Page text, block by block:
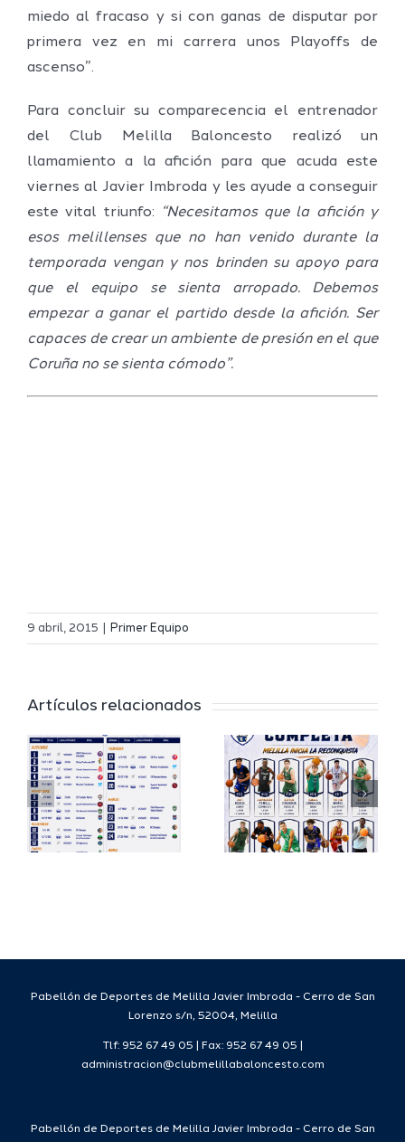
miedo al fracaso y si con ganas de disputar por
primera vez en mi carrera unos Playoffs de
ascenso”.
Para concluir su comparecencia el entrenador
del Club Melilla Baloncesto realizó un
llamamiento a la afición para que acuda este
viernes al Javier Imbroda y les ayude a conseguir
este vital triunfo: “Necesitamos que la afición y
esos melillenses que no han venido durante la
temporada vengan y nos brinden su apoyo para
que el equipo se sienta arropado. Debemos
empezar a ganar el partido desde la afición. Ser
capaces de crear un ambiente de presión en el que
Coruña no se sienta cómodo”.
9 abril, 2015 Primer Equipo
Artículos relacionados
El Melilla
del
completa
su
proyecto
Copa
España
FEB para
2026/27
Pabellón de Deportes de Melilla Javier Imbroda - Cerro de San
Lorenzo s/n, 52004, Melilla
Tlf: 952 67 49 05 | Fax: 952 67 49 05 |
administracion@clubmelillabaloncesto.com
Pabellón de Deportes de Melilla Javier Imbroda - Cerro de San